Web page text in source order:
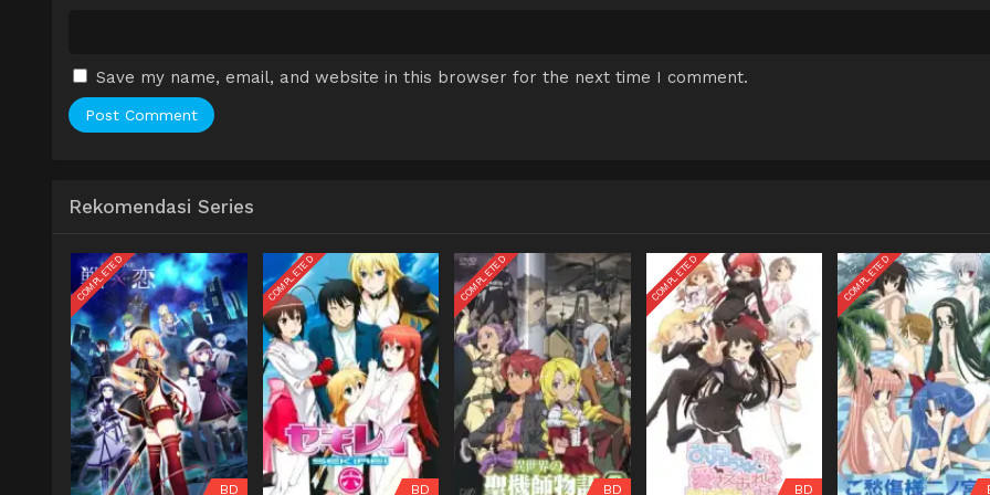
Save my name, email, and website in this browser for the next time I comment.
Rekomendasi Series
COMPLETED
BD
COMPLETED
BD
COMPLETED
BD
COMPLETED
BD
COMPLETED